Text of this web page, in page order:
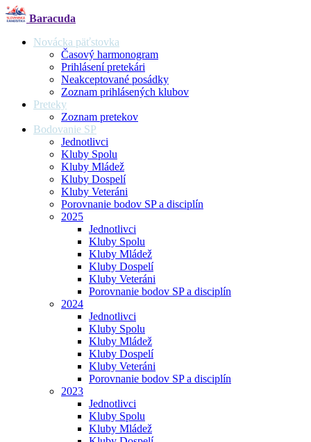
Baracuda
Novácka päťstovka
Časový harmonogram
Prihlásení pretekári
Neakceptované posádky
Zoznam prihlásených klubov
Preteky
Zoznam pretekov
Bodovanie SP
Jednotlivci
Kluby Spolu
Kluby Mládež
Kluby Dospelí
Kluby Veteráni
Porovnanie bodov SP a disciplín
2025
Jednotlivci
Kluby Spolu
Kluby Mládež
Kluby Dospelí
Kluby Veteráni
Porovnanie bodov SP a disciplín
2024
Jednotlivci
Kluby Spolu
Kluby Mládež
Kluby Dospelí
Kluby Veteráni
Porovnanie bodov SP a disciplín
2023
Jednotlivci
Kluby Spolu
Kluby Mládež